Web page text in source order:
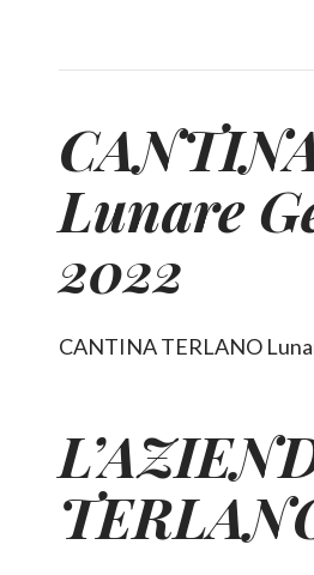
Lunare
2022
CANTINA TERLANO